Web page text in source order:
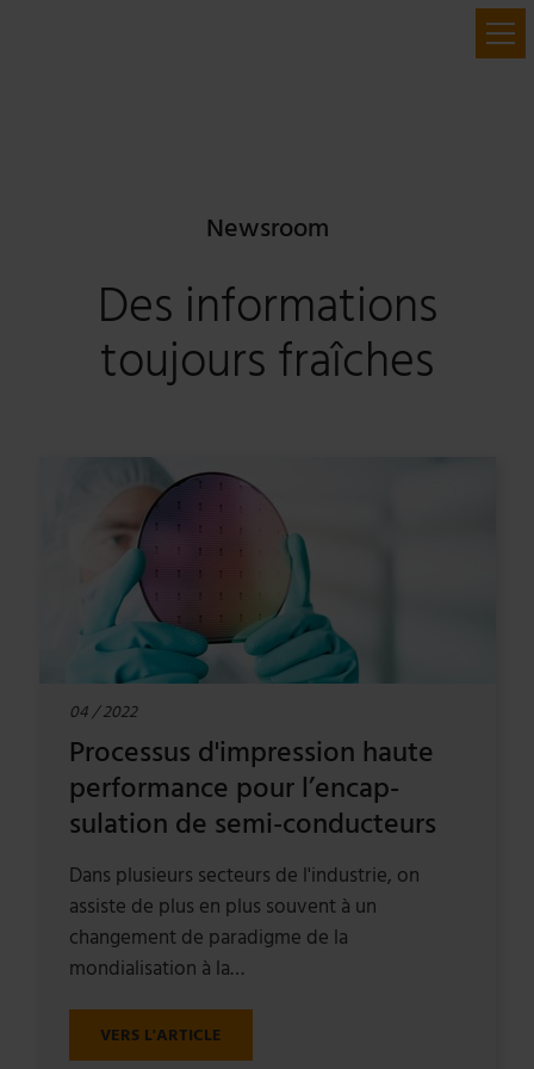
Newsroom
Des informations
toujours fraîches
04 / 2022
Processus d'impression haute
performance pour l’encap-
sulation de semi-conducteurs
Dans plusieurs secteurs de l'industrie, on
assiste de plus en plus souvent à un
changement de paradigme de la
mondialisation à la…
VERS L'ARTICLE